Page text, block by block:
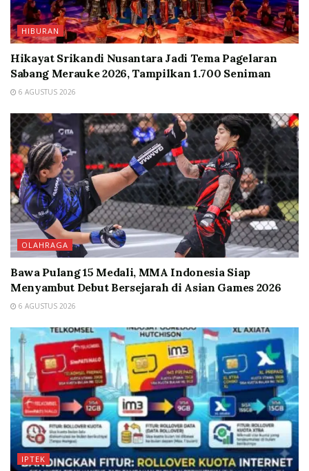
HIBURAN
Hikayat Srikandi Nusantara Jadi Tema Pagelaran
Sabang Merauke 2026, Tampilkan 1.700 Seniman
6 AGUSTUS 2026
OLAHRAGA
Bawa Pulang 15 Medali, MMA Indonesia Siap
Menyambut Debut Bersejarah di Asian Games 2026
6 AGUSTUS 2026
IPTEK